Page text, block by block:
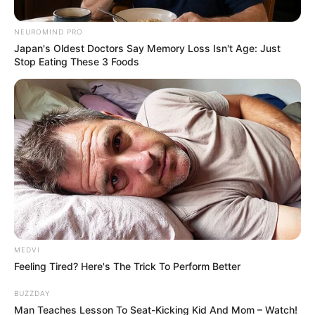
ગુજરાતમાં પરશોત્તમ રૂપાલાના નિવેદન બાદ ક્ષત્રિય
સમાજનો ગુસ્સો ઓછો થવાનું નામ નથી લેતો. હવે
અમુક પાટીદારોએ રૂપાલાને સમર્થન કરવાની વાત કરી
છે. અનેક મિટિંગો થઈ રહી છે ત્યારે આજે પરશોત્તમ
રૂપાલા દિલ્હીથી કેબિનેટ મિટિંગ પતાવીને અમદાવાદ
એરપોર્ટ પર આવ્યા હતા અને તેમણે કહ્યું કે બધા
સમાજના લોકો મારા સમર્થનમાં છે.
NEUROMIND PRO
Japan's Oldest Doctors Say Memory Loss Isn't Age: Just
Stop Eating These 3 Foods
MEDVI
Feeling Tired? Here's The Trick To Perform Better
BUZZDAY
Man Teaches Lesson To Seat-Kicking Kid And Mom – Watch!